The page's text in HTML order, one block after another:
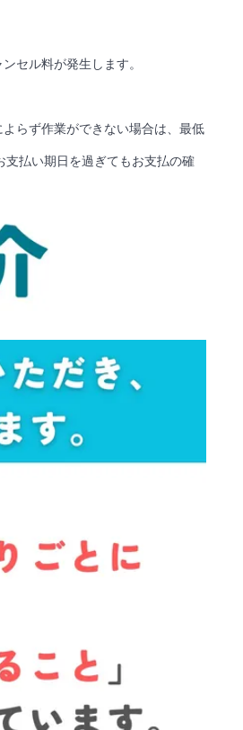
セル料が発生します。
らず作業ができない場合は、最低
支払い期日を過ぎてもお支払の確